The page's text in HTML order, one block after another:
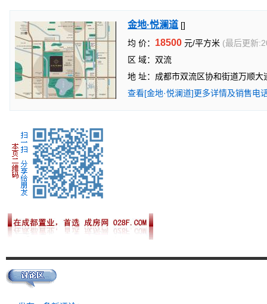
金地·悦澜道 []
均 价： 18500 元/平方米 (最后更新
区 域：双流
地 址：成都市双流区协和街道万顺大
查看[金地·悦澜道]更多详情及销售电